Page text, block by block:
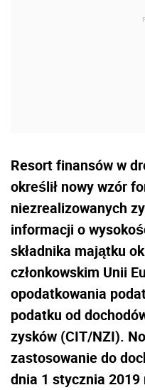
Resort finansów w
określił nowy wzór
niezrealizowanych
informacji o
składnika majątku
członkowskim Unii
opodatkowania
podatku od
zysków (CIT/NZI).
zastosowanie do
dnia 1 stycznia 2019